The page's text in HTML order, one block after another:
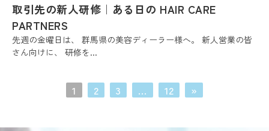
取引先の新人研修｜ある日の HAIR CARE
PARTNERS
先週の金曜日は、 群馬県の美容ディーラー様へ。 新人営業の皆
さん向けに、 研修を...
1 2 3 … 12 »